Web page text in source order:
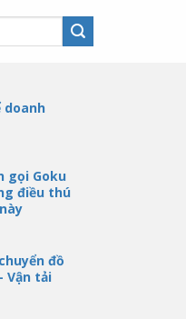
doanh
gọi Goku
điều thú
đồ
Vận tải